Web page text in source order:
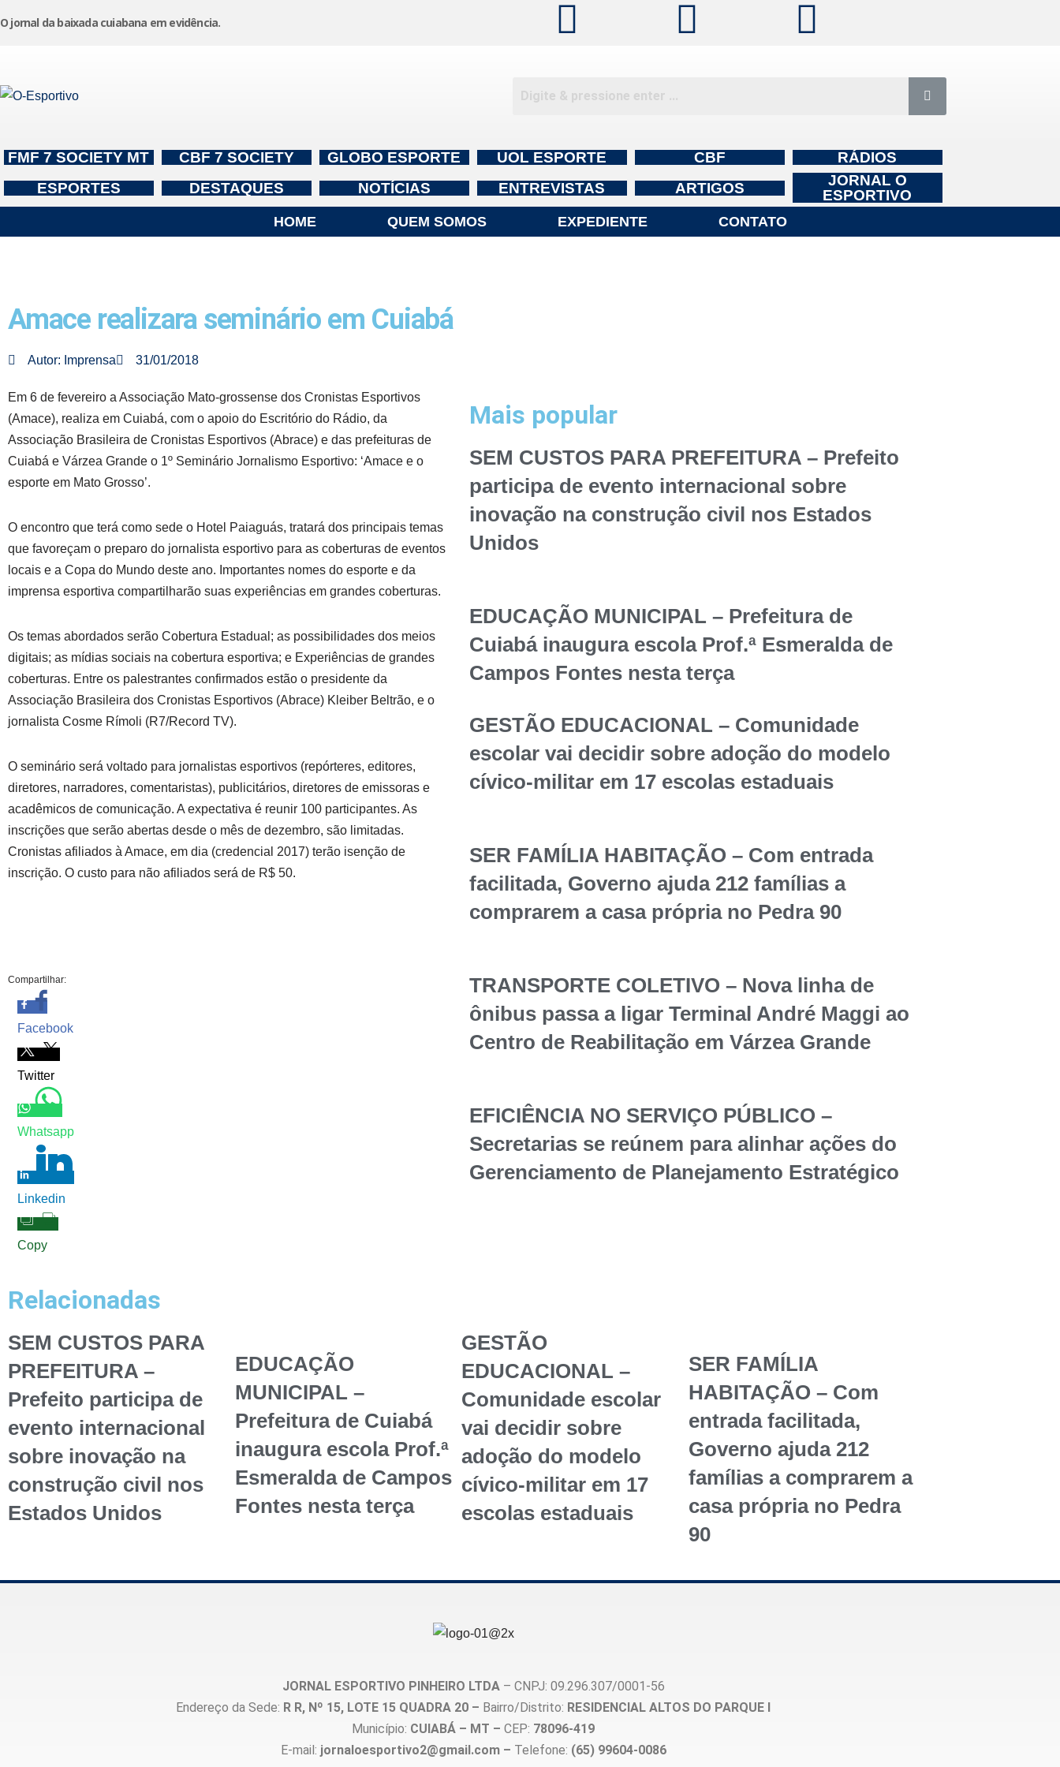
o
O jornal da baixada cuiabana em evidência.
FMF 7 SOCIETY MT CBF 7 SOCIETY GLOBO ESPORTE UOL ESPORTE CBF
RÁDIOS
ESPORTES
DESTAQUES NOTÍCIAS ENTREVISTAS ARTIGOS
JORNAL O
ESPORTIVO
HOME QUEM SOMOS EXPEDIENTE CONTATO
Amace realizara seminário em Cuiabá
Autor: Imprensa 31/01/2018
Em 6 de fevereiro a Associação Mato-grossense dos Cronistas Esportivos
(Amace), realiza em Cuiabá, com o apoio do Escritório do Rádio, da
Associação Brasileira de Cronistas Esportivos (Abrace) e das prefeituras de
Cuiabá e Várzea Grande o 1º Seminário Jornalismo Esportivo: ‘Amace e o
esporte em Mato Grosso’.
O encontro que terá como sede o Hotel Paiaguás, tratará dos principais temas
que favoreçam o preparo do jornalista esportivo para as coberturas de eventos
locais e a Copa do Mundo deste ano. Importantes nomes do esporte e da
imprensa esportiva compartilharão suas experiências em grandes coberturas.
Os temas abordados serão Cobertura Estadual; as possibilidades dos meios
digitais; as mídias sociais na cobertura esportiva; e Experiências de grandes
coberturas. Entre os palestrantes confirmados estão o presidente da
Associação Brasileira dos Cronistas Esportivos (Abrace) Kleiber Beltrão, e o
jornalista Cosme Rímoli (R7/Record TV).
O seminário será voltado para jornalistas esportivos (repórteres, editores,
diretores, narradores, comentaristas), publicitários, diretores de emissoras e
acadêmicos de comunicação. A expectativa é reunir 100 participantes. As
inscrições que serão abertas desde o mês de dezembro, são limitadas.
Cronistas afiliados à Amace, em dia (credencial 2017) terão isenção de
inscrição. O custo para não afiliados será de R$ 50.
Compartilhar:
Facebook
Twitter
Whatsapp
Linkedin
Copy
Mais popular
SEM CUSTOS PARA PREFEITURA – Prefeito
participa de evento internacional sobre
inovação na construção civil nos Estados
Unidos
EDUCAÇÃO MUNICIPAL – Prefeitura de
Cuiabá inaugura escola Prof.ª Esmeralda de
Campos Fontes nesta terça
GESTÃO EDUCACIONAL – Comunidade
escolar vai decidir sobre adoção do modelo
cívico-militar em 17 escolas estaduais
SER FAMÍLIA HABITAÇÃO – Com entrada
facilitada, Governo ajuda 212 famílias a
comprarem a casa própria no Pedra 90
TRANSPORTE COLETIVO – Nova linha de
ônibus passa a ligar Terminal André Maggi ao
Centro de Reabilitação em Várzea Grande
EFICIÊNCIA NO SERVIÇO PÚBLICO –
Secretarias se reúnem para alinhar ações do
Gerenciamento de Planejamento Estratégico
Relacionadas
SEM CUSTOS PARA
PREFEITURA –
Prefeito participa de
evento internacional
sobre inovação na
construção civil nos
Estados Unidos
EDUCAÇÃO
MUNICIPAL –
Prefeitura de Cuiabá
inaugura escola Prof.ª
Esmeralda de Campos
Fontes nesta terça
GESTÃO
EDUCACIONAL –
Comunidade escolar
vai decidir sobre
adoção do modelo
cívico-militar em 17
escolas estaduais
SER FAMÍLIA
HABITAÇÃO – Com
entrada facilitada,
Governo ajuda 212
famílias a comprarem a
casa própria no Pedra
90
JORNAL ESPORTIVO PINHEIRO LTDA– CNPJ: 09.296.307/0001-56
Endereço da Sede: R R, Nº 15, LOTE 15 QUADRA 20 – Bairro/Distrito: RESIDENCIAL ALTOS DO PARQUE I
Município: CUIABÁ – MT – CEP: 78096-419
E-mail: jornaloesportivo2@gmail.com – Telefone: (65) 99604-0086